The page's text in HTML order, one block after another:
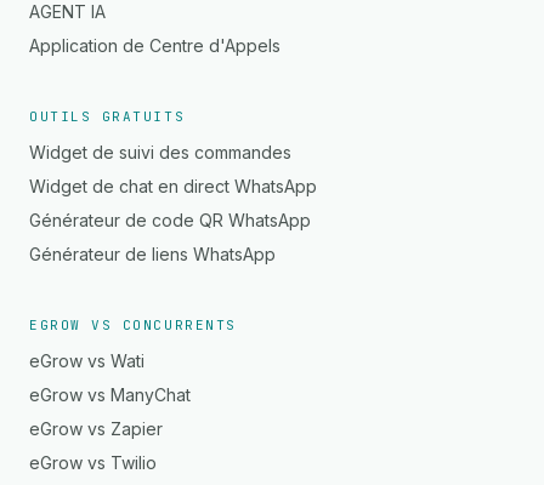
AGENT IA
Application de Centre d'Appels
OUTILS GRATUITS
Widget de suivi des commandes
Widget de chat en direct WhatsApp
Générateur de code QR WhatsApp
Générateur de liens WhatsApp
EGROW VS CONCURRENTS
eGrow vs Wati
eGrow vs ManyChat
eGrow vs Zapier
eGrow vs Twilio